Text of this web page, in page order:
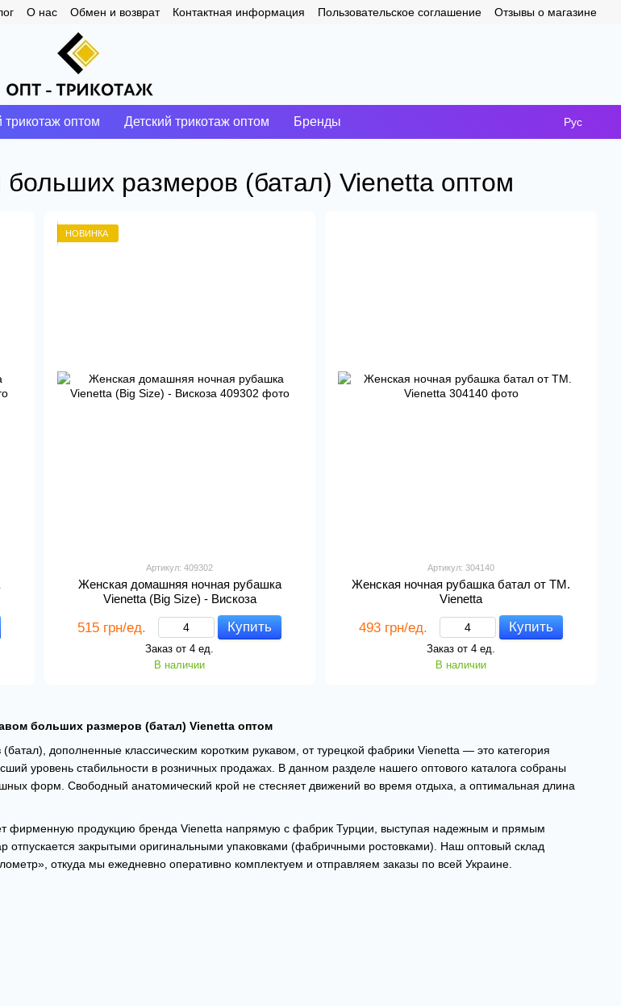
О нас Обмен и возврат Контактная информация Пользовательское соглашение Отзывы о магазине
трикотаж оптом Детский трикотаж оптом Бренды Рус
размеров (батал) Vienetta оптом
больших размеров (батал) Vienetta оптом
дополненные классическим коротким рукавом, от турецкой фабрики Vienetta — это категория
уровень стабильности в розничных продажах. В данном разделе нашего оптового каталога собраны
форм. Свободный анатомический крой не стесняет движений во время отдыха, а оптимальная длина
фирменную продукцию бренда Vienetta напрямую с фабрик Турции, выступая надежным и прямым
отпускается закрытыми оригинальными упаковками (фабричными ростовками). Наш оптовый склад
откуда мы ежедневно оперативно комплектуем и отправляем заказы по всей Украине.
НОВИНКА
Артикул: 409302
Женская домашняя ночная рубашка
Vienetta (Big Size) - Вискоза
515 грн/ед. Купить
Заказ от 4 ед.
В наличии
Артикул: 304140
Женская ночная рубашка батал от ТМ.
Vienetta
493 грн/ед. Купить
Заказ от 4 ед.
В наличии